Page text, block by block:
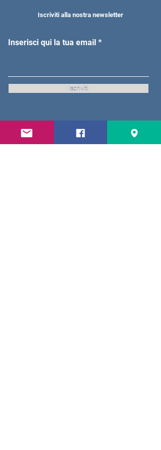
Iscriviti alla nostra newsletter
Inserisci qui la tua email
Iscriviti